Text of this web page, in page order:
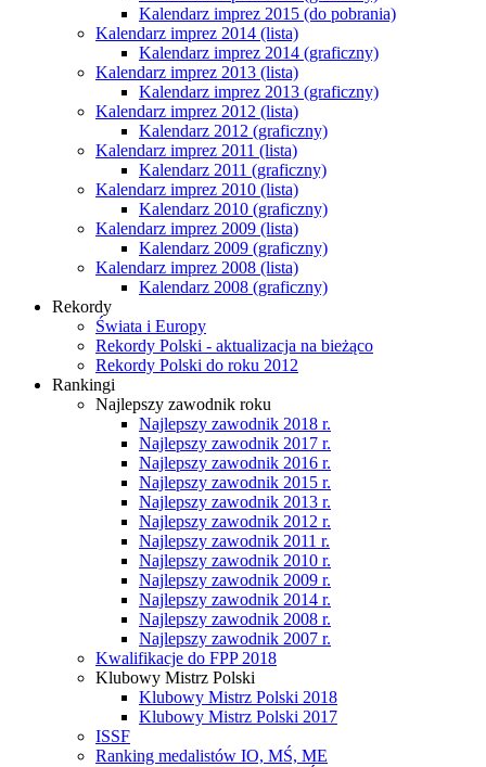
Kalendarz imprez 2015 (do pobrania)
Kalendarz imprez 2014 (lista)
Kalendarz imprez 2014 (graficzny)
Kalendarz imprez 2013 (lista)
Kalendarz imprez 2013 (graficzny)
Kalendarz imprez 2012 (lista)
Kalendarz 2012 (graficzny)
Kalendarz imprez 2011 (lista)
Kalendarz 2011 (graficzny)
Kalendarz imprez 2010 (lista)
Kalendarz 2010 (graficzny)
Kalendarz imprez 2009 (lista)
Kalendarz 2009 (graficzny)
Kalendarz imprez 2008 (lista)
Kalendarz 2008 (graficzny)
Rekordy
Świata i Europy
Rekordy Polski - aktualizacja na bieżąco
Rekordy Polski do roku 2012
Rankingi
Najlepszy zawodnik roku
Najlepszy zawodnik 2018 r.
Najlepszy zawodnik 2017 r.
Najlepszy zawodnik 2016 r.
Najlepszy zawodnik 2015 r.
Najlepszy zawodnik 2013 r.
Najlepszy zawodnik 2012 r.
Najlepszy zawodnik 2011 r.
Najlepszy zawodnik 2010 r.
Najlepszy zawodnik 2009 r.
Najlepszy zawodnik 2014 r.
Najlepszy zawodnik 2008 r.
Najlepszy zawodnik 2007 r.
Kwalifikacje do FPP 2018
Klubowy Mistrz Polski
Klubowy Mistrz Polski 2018
Klubowy Mistrz Polski 2017
ISSF
Ranking medalistów IO, MŚ, ME